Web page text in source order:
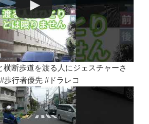
横断歩道を渡る人にジェスチャーさ
歩行者優先 #ドラレコ